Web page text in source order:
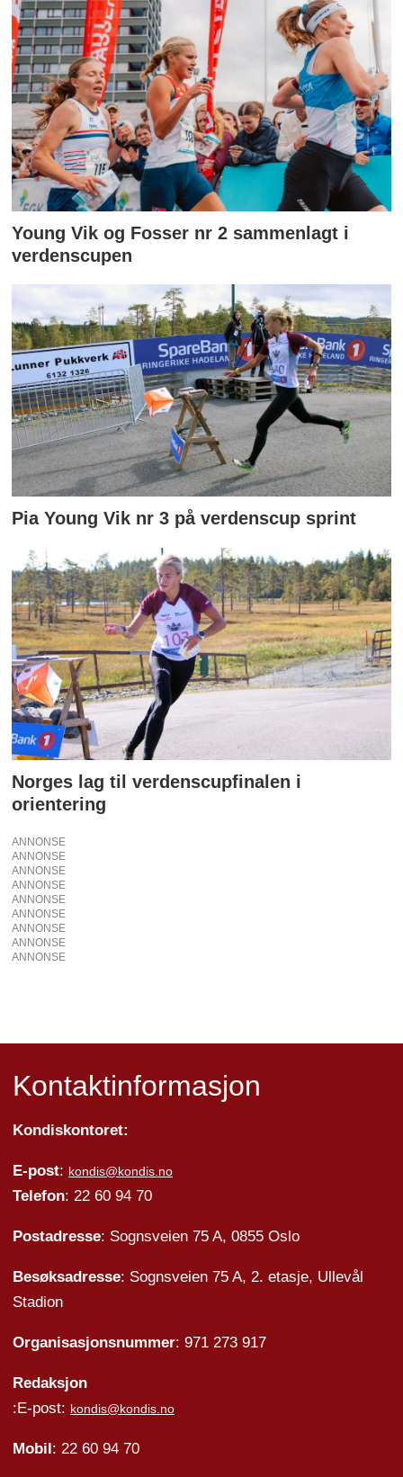
Young Vik og Fosser nr 2 sammenlagt i
verdenscupen
Pia Young Vik nr 3 på verdenscup sprint
Norges lag til verdenscupfinalen i
orientering
ANNONSE
ANNONSE
ANNONSE
ANNONSE
ANNONSE
ANNONSE
ANNONSE
ANNONSE
ANNONSE
Kontaktinformasjon
Kondiskontoret:
E-post: kondis@kondis.no
Telefon: 22 60 94 70
Postadresse: Sognsveien 75 A, 0855 Oslo
Besøksadresse: Sognsveien 75 A, 2. etasje, Ullevål
Stadion
Organisasjonsnummer: 971 273 917
Redaksjon
:E-post: kondis@kondis.no
Mobil: 22 60 94 70